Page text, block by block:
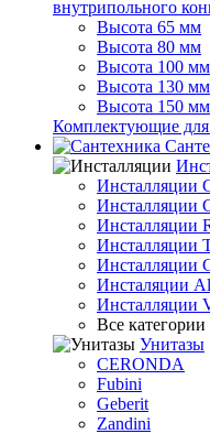
внутрипольного
Высота 65 мм
Высота 80 мм
Высота 100 мм
Высота 130 мм
Высота 150 мм
Комплектующие для
Инсталляции
Инсталляции
Инсталляции
Инсталляции
Инсталляции
Инсталяции
Инсталляции
Все категории
Унитазы
CERONDA
Fubini
Geberit
Zandini